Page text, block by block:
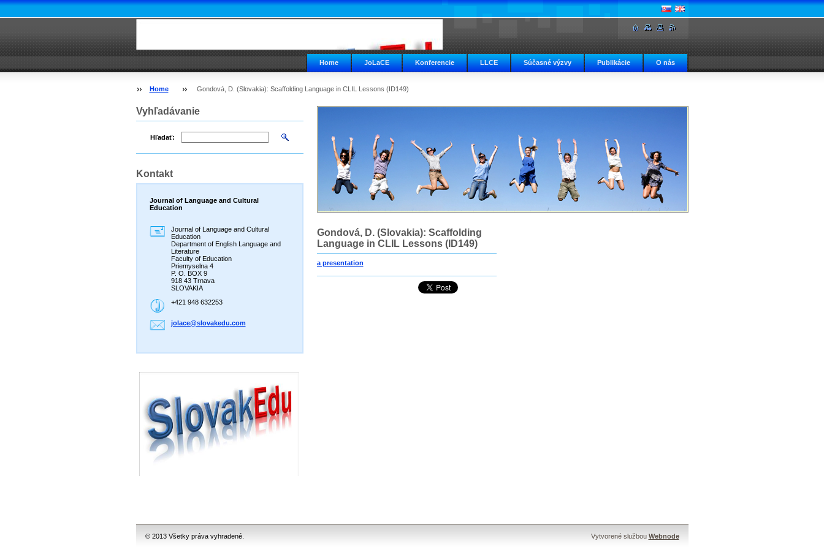
Home JoLaCE Konferencie LLCE Súčasné výzvy Publikácie O nás
Home Gondová, D. (Slovakia): Scaffolding Language in CLIL Lessons (ID149)
Gondová, D. (Slovakia): Scaffolding
Language in CLIL Lessons (ID149)
a presentation
Vyhľadávanie
Hľadať:
Kontakt
Journal of Language and Cultural
Education
Journal of Language and Cultural
Education
Department of English Language and
Literature
Faculty of Education
Priemyselna 4
P. O. BOX 9
918 43 Trnava
SLOVAKIA
+421 948 632253
jolace@slovakedu.com
© 2013 Všetky práva vyhradené. Vytvorené službou Webnode